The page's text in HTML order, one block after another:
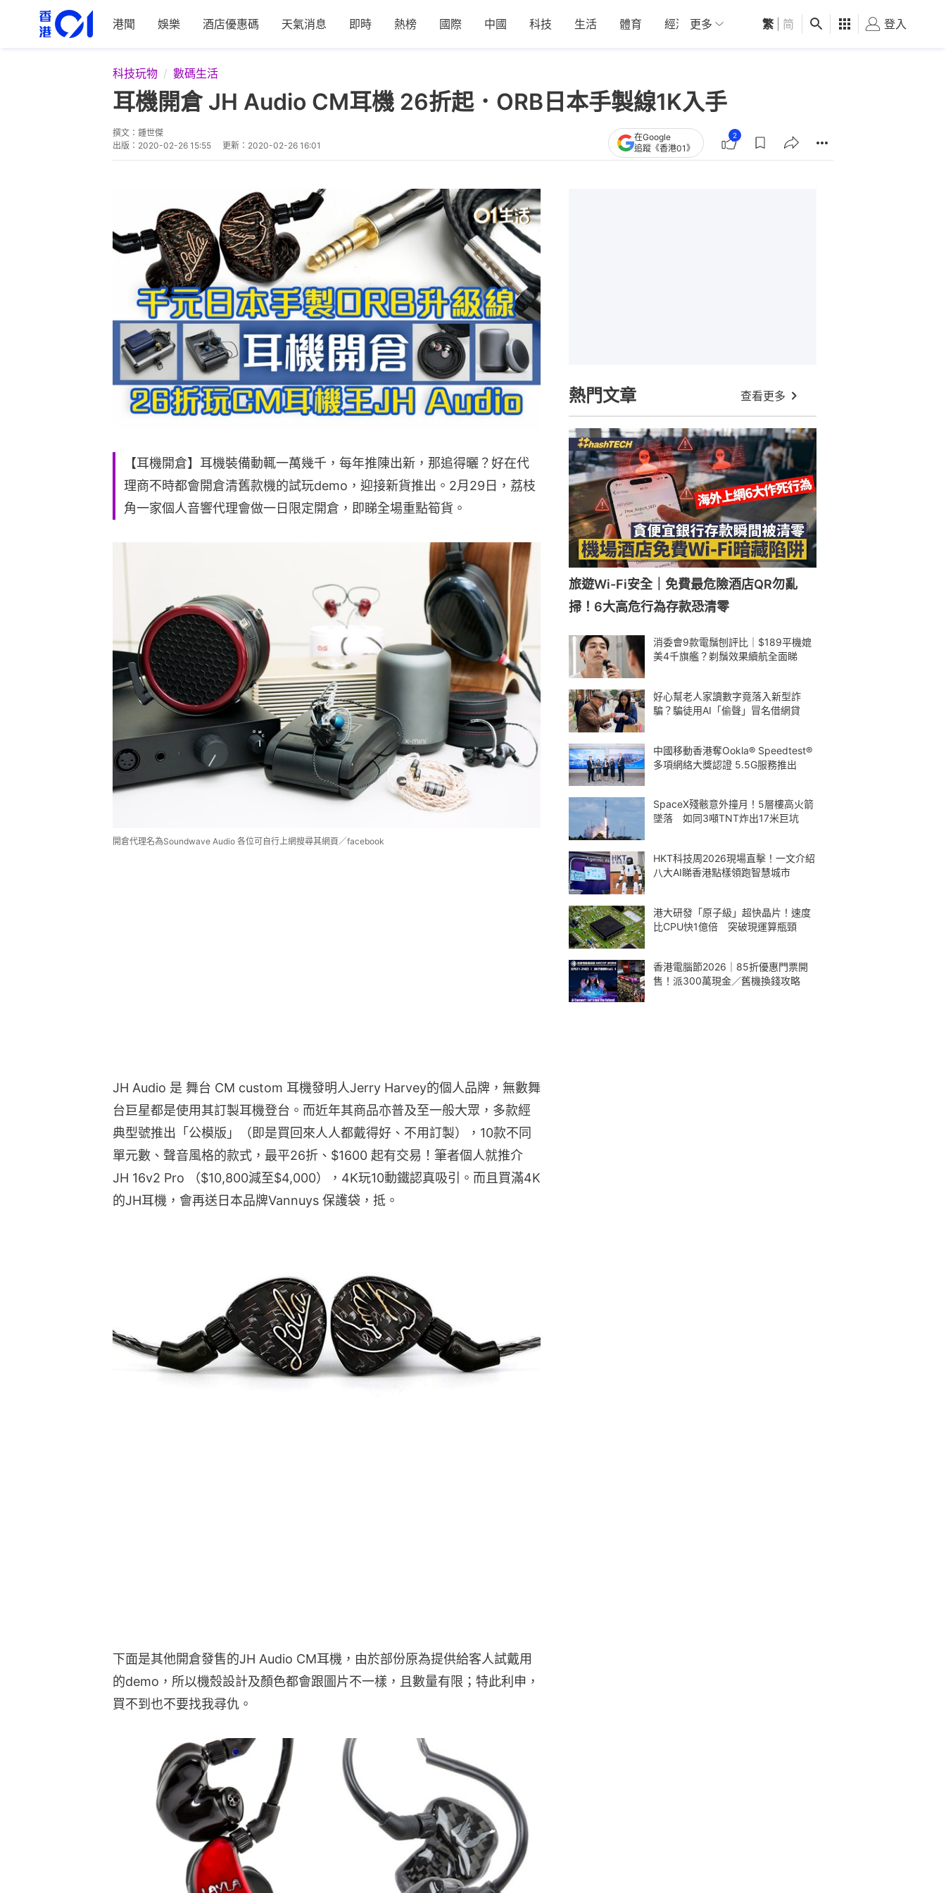
港聞 娛樂 酒店優惠碼 天氣消息 即時 熱榜 國際 中國 科技 生活 體育 經濟 01深圳 觀點 健康 好食玩飛
更多 繁 简 登入
科技玩物 數碼生活
耳機開倉 JH Audio CM耳機 26折起．ORB日本手製線1K入手
撰文： 鍾世傑
出版： 2020-02-26 15:55 更新： 2020-02-26 16:01
在Google
追蹤《香港01》
2
【耳機開倉】耳機裝備動輒一萬幾千，每年推陳出新，那追得曬？好在代
理商不時都會開倉清舊款機的試玩demo，迎接新貨推出。2月29日，荔枝
角一家個人音響代理會做一日限定開倉，即睇全場重點筍貨。
開倉代理名為Soundwave Audio 各位可自行上網搜尋其網頁／facebook
JH Audio 是 舞台 CM custom 耳機發明人Jerry Harvey的個人品牌，無數舞
台巨星都是使用其訂製耳機登台。而近年其商品亦普及至一般大眾，多款經
典型號推出「公模版」（即是買回來人人都戴得好、不用訂製），10款不同
單元數、聲音風格的款式，最平26折、$1600 起有交易！筆者個人就推介
JH 16v2 Pro （$10,800減至$4,000），4K玩10動鐵認真吸引。而且買滿4K
的JH耳機，會再送日本品牌Vannuys 保護袋，抵。
下面是其他開倉發售的JH Audio CM耳機，由於部份原為提供給客人試戴用
的demo，所以機殼設計及顏色都會跟圖片不一樣，且數量有限；特此利申，
買不到也不要找我尋仇。
熱門文章 查看更多
旅遊Wi-Fi安全｜免費最危險酒店QR勿亂
掃！6大高危行為存款恐清零
消委會9款電鬚刨評比｜$189平機媲
美4千旗艦？剃鬚效果續航全面睇
好心幫老人家讀數字竟落入新型詐
騙？騙徒用AI「偷聲」冒名借網貸
中國移動香港奪Ookla® Speedtest®
多項網絡大獎認證 5.5G服務推出
SpaceX殘骸意外撞月！5層樓高火箭
墜落 如同3噸TNT炸出17米巨坑
HKT科技周2026現場直擊！一文介紹
八大AI睇香港點樣領跑智慧城市
港大研發「原子級」超快晶片！速度
比CPU快1億倍 突破現運算瓶頸
香港電腦節2026｜85折優惠門票開
售！派300萬現金／舊機換錢攻略